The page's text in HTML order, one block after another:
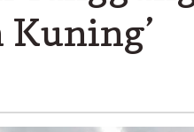
Kuning'
Kuning’